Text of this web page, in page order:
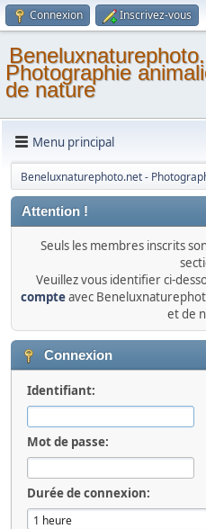
Connexion Inscrivez-vous
Photographie
de nature
Menu principal
Beneluxnaturephoto.net -
Attention !
Seuls les membres inscrits
Veuillez vous identifier ci-
compteavec
et de
Connexion
Identifiant:
Mot de passe:
Durée de connexion: